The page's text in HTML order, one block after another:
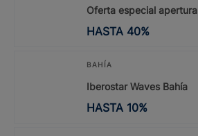
Oferta especial apertura
HASTA 40%
BAHÍA
Iberostar Waves Bahía
HASTA 10%